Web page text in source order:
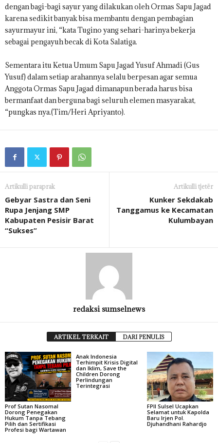
dengan bagi-bagi sayur yang dilakukan oleh Ormas Sapu Jagad
karena sedikit banyak bisa membantu dengan pembagian
sayurmayur ini, “kata Tugino yang sehari-harinya bekerja
sebagai pengayuh becak di Kota Salatiga.
Sementara itu Ketua Umum Sapu Jagad Yusuf Ahmadi (Gus
Yusuf) dalam setiap arahannya selalu berpesan agar semua
Anggota Ormas Sapu Jagad dimanapun berada harus bisa
bermanfaat dan berguna bagi seluruh elemen masyarakat,
“pungkas nya.(Tim/Heri Apriyanto).
Artikulli paraprak
Gebyar Sastra dan Seni
Rupa Jenjang SMP
Kabupaten Pesisir Barat
“Sukses”
Artikulli tjetër
Kunker Sekdakab
Tanggamus ke Kecamatan
Kulumbayan
redaksi sumselnews
ARTIKEL TERKAIT DARI PENULIS
Prof Sutan Nasomal
Dorong Penegakan
Hukum Tanpa Tebang
Pilih dan Sertifikasi
Profesi bagi Wartawan
Anak Indonesia
Terhimpit Krisis Digital
dan Iklim, Save the
Children Dorong
Perlindungan
Terintegrasi
FPII Sulsel Ucapkan
Selamat untuk Kapolda
Baru Irjen Pol.
Djuhandhani Rahardjo